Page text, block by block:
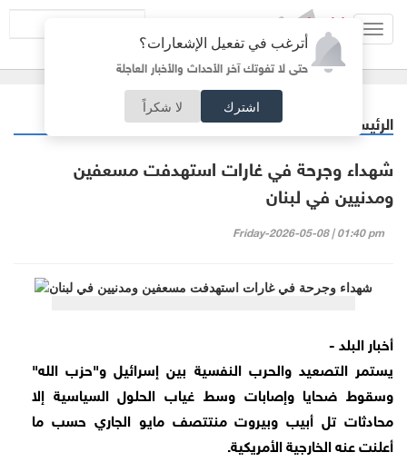
أترغب في تفعيل الإشعارات؟
حتى لا تفوتك آخر الأحداث والأخبار العاجلة
اشترك لا شكراً
الرئيسية عربي دولي
شهداء وجرحة في غارات استهدفت مسعفين
ومدنيين في لبنان
Friday-2026-05-08 | 01:40 pm
أخبار البلد -
يستمر التصعيد والحرب النفسية بين إسرائيل و"حزب الله"
وسقوط ضحايا وإصابات وسط غياب الحلول السياسية إلا
محادثات تل أبيب وبيروت منتتصف مايو الجاري حسب ما
أعلنت عنه الخارجية الأمريكية.